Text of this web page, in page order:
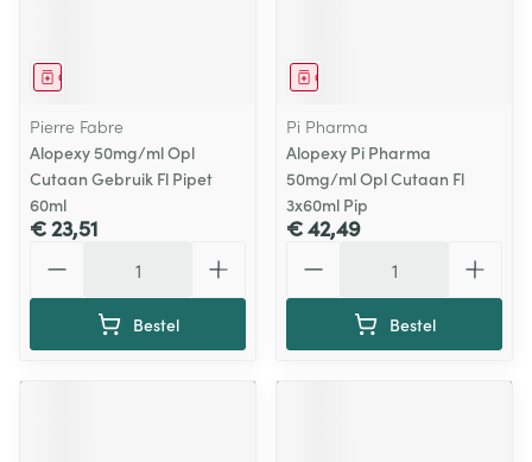
Geneesmiddel
Pierre Fabre
Alopexy 50mg/ml Opl
Cutaan Gebruik Fl Pipet
60ml
€ 23,51
Bestel
Geneesmiddel
Pi Pharma
Alopexy Pi Pharma
50mg/ml Opl Cutaan Fl
3x60ml Pip
€ 42,49
Bestel